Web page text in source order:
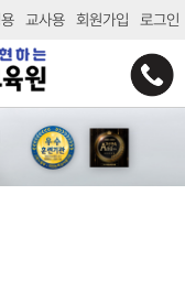
교사용 회원가입 로그인